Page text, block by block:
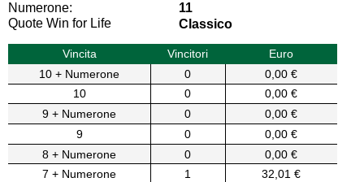
Numerone:
11
Quote Win for Life
Classico
Vincita Vincitori
Euro
10 + Numerone
0
0,00 €
10
0
0,00 €
9 + Numerone
0
0,00 €
9
0
0,00 €
8 + Numerone
0
0,00 €
7 + Numerone
1
32,01 €